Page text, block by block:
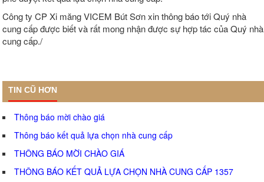
Công ty CP Xi măng VICEM Bút Sơn xin thông báo tới Quý nhà
cung cấp được biết và rất mong nhận được sự hợp tác của Quý nhà
cung cấp./
TIN CŨ HƠN
Thông báo mời chào giá
Thông báo kết quả lựa chọn nhà cung cấp
THÔNG BÁO MỜI CHÀO GIÁ
THÔNG BÁO KẾT QUẢ LỰA CHỌN NHÀ CUNG CẤP 1357